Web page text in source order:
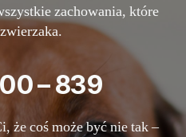
zachowania, które
– 839
że coś może być nie tak –